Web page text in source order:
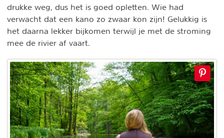
drukke weg, dus het is goed opletten. Wie had
verwacht dat een kano zo zwaar kon zijn! Gelukkig is
het daarna lekker bijkomen terwijl je met de stroming
mee de rivier af vaart.